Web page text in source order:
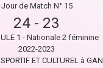
Jour de Match N° 15
24 - 23
1 - Nationale 2 féminine
2022-2023
ET CULTUREL à GAN